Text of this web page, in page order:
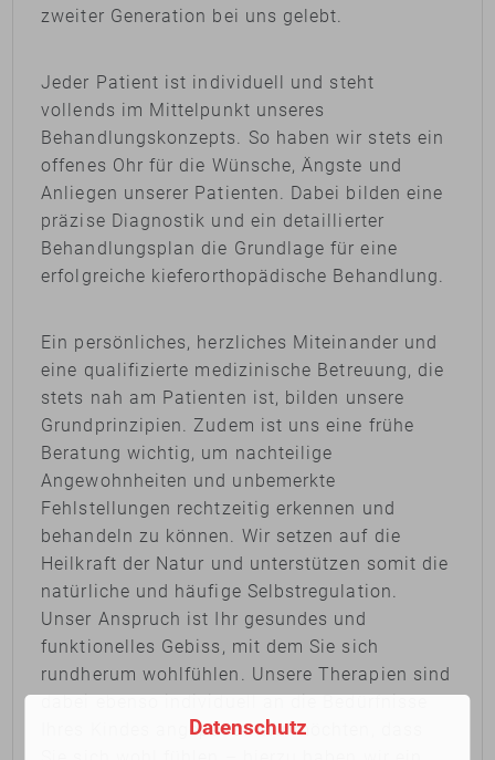
zweiter Generation bei uns gelebt.
Jeder Patient ist individuell und steht
vollends im Mittelpunkt unseres
Behandlungskonzepts. So haben wir stets ein
offenes Ohr für die Wünsche, Ängste und
Anliegen unserer Patienten. Dabei bilden eine
präzise Diagnostik und ein detaillierter
Behandlungsplan die Grundlage für eine
erfolgreiche kieferorthopädische Behandlung.
Ein persönliches, herzliches Miteinander und
eine qualifizierte medizinische Betreuung, die
stets nah am Patienten ist, bilden unsere
Grundprinzipien. Zudem ist uns eine frühe
Beratung wichtig, um nachteilige
Angewohnheiten und unbemerkte
Fehlstellungen rechtzeitig erkennen und
behandeln zu können. Wir setzen auf die
Heilkraft der Natur und unterstützen somit die
natürliche und häufige Selbstregulation.
Unser Anspruch ist Ihr gesundes und
funktionelles Gebiss, mit dem Sie sich
rundherum wohlfühlen. Unsere Therapien sind
dabei ebenso individuell an die Bedürfnisse
Ihres Kindes angepasst. Wir möchten, dass
Datenschutz